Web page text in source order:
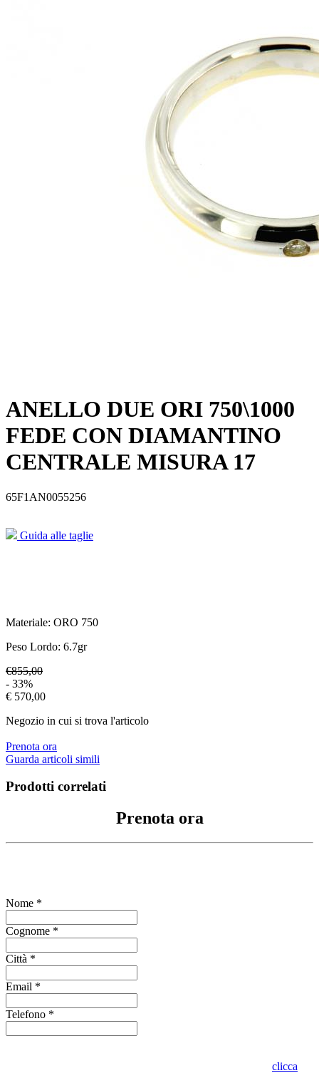
ANELLO DUE ORI 750\1000
FEDE CON DIAMANTINO
CENTRALE MISURA 17
65F1AN0055256
Guida alle taglie
Materiale: ORO 750
Peso Lordo: 6.7gr
€855,00
- 33%
€ 570,00
Negozio in cui si trova l'articolo
Prenota ora
Guarda articoli simili
Prodotti correlati
Prenota ora
Nome *
Cognome *
Città *
Email *
Telefono *
clicca